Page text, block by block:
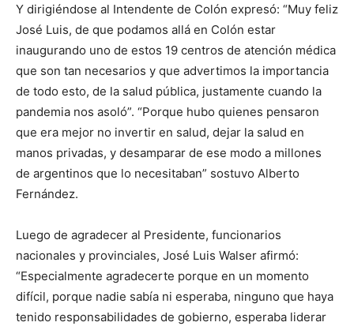
Y dirigiéndose al Intendente de Colón expresó: “Muy feliz
José Luis, de que podamos allá en Colón estar
inaugurando uno de estos 19 centros de atención médica
que son tan necesarios y que advertimos la importancia
de todo esto, de la salud pública, justamente cuando la
pandemia nos asoló”. “Porque hubo quienes pensaron
que era mejor no invertir en salud, dejar la salud en
manos privadas, y desamparar de ese modo a millones
de argentinos que lo necesitaban” sostuvo Alberto
Fernández.
Luego de agradecer al Presidente, funcionarios
nacionales y provinciales, José Luis Walser afirmó:
“Especialmente agradecerte porque en un momento
difícil, porque nadie sabía ni esperaba, ninguno que haya
tenido responsabilidades de gobierno, esperaba liderar